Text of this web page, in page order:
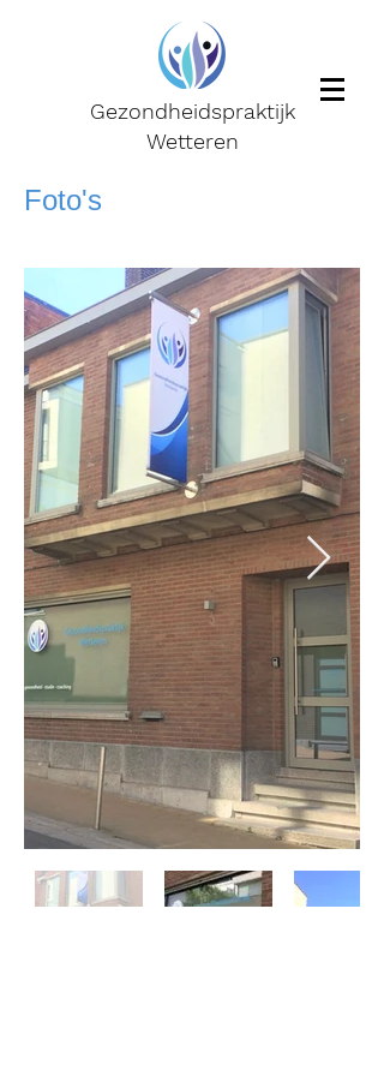
Gezondheidspraktijk
Wetteren
Foto's